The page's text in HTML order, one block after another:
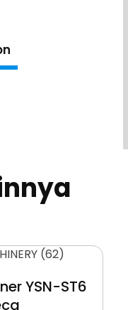
YSN-ST6